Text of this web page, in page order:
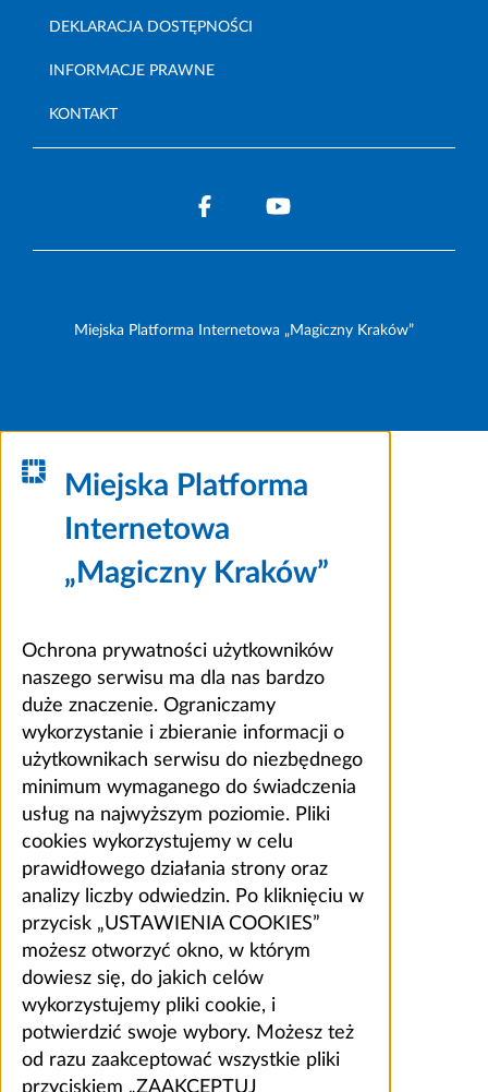
DEKLARACJA DOSTĘPNOŚCI
INFORMACJE PRAWNE
KONTAKT
Miejska Platforma Internetowa „Magiczny Kraków”
Miejska Platforma
Internetowa
„Magiczny Kraków”
Ochrona prywatności użytkowników
naszego serwisu ma dla nas bardzo
duże znaczenie. Ograniczamy
wykorzystanie i zbieranie informacji o
użytkownikach serwisu do niezbędnego
minimum wymaganego do świadczenia
usług na najwyższym poziomie. Pliki
cookies wykorzystujemy w celu
prawidłowego działania strony oraz
analizy liczby odwiedzin. Po kliknięciu w
przycisk „USTAWIENIA COOKIES”
możesz otworzyć okno, w którym
dowiesz się, do jakich celów
wykorzystujemy pliki cookie, i
potwierdzić swoje wybory. Możesz też
od razu zaakceptować wszystkie pliki
przyciskiem „ZAAKCEPTUJ